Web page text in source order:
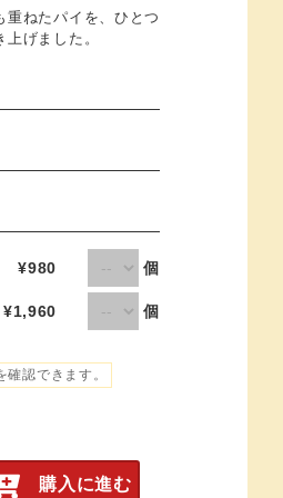
重ねたパイを、ひとつ
げました。
¥980 個
¥1,960 個
認できます。
購入に進む